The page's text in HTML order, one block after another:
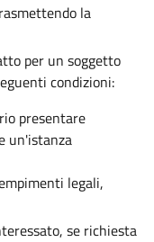
la
per un soggetto
condizioni:
presentare
un'istanza
legali,
se richiesta